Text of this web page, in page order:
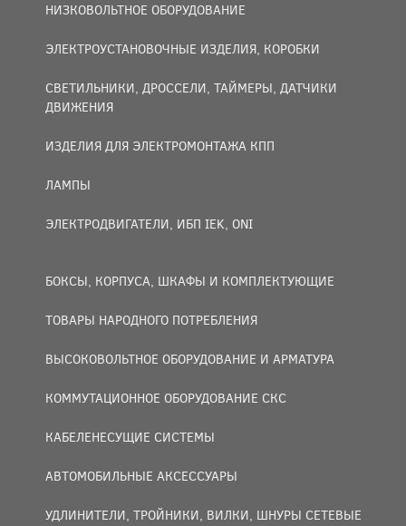
НИЗКОВОЛЬТНОЕ ОБОРУДОВАНИЕ
ЭЛЕКТРОУСТАНОВОЧНЫЕ ИЗДЕЛИЯ, КОРОБКИ
СВЕТИЛЬНИКИ, ДРОССЕЛИ, ТАЙМЕРЫ, ДАТЧИКИ
ДВИЖЕНИЯ
ИЗДЕЛИЯ ДЛЯ ЭЛЕКТРОМОНТАЖА КПП
ЛАМПЫ
ЭЛЕКТРОДВИГАТЕЛИ, ИБП IEK, ONI
БОКСЫ, КОРПУСА, ШКАФЫ И КОМПЛЕКТУЮЩИЕ
ТОВАРЫ НАРОДНОГО ПОТРЕБЛЕНИЯ
ВЫСОКОВОЛЬТНОЕ ОБОРУДОВАНИЕ И АРМАТУРА
КОММУТАЦИОННОЕ ОБОРУДОВАНИЕ СКС
КАБЕЛЕНЕСУЩИЕ СИСТЕМЫ
АВТОМОБИЛЬНЫЕ АКСЕССУАРЫ
УДЛИНИТЕЛИ, ТРОЙНИКИ, ВИЛКИ, ШНУРЫ СЕТЕВЫЕ